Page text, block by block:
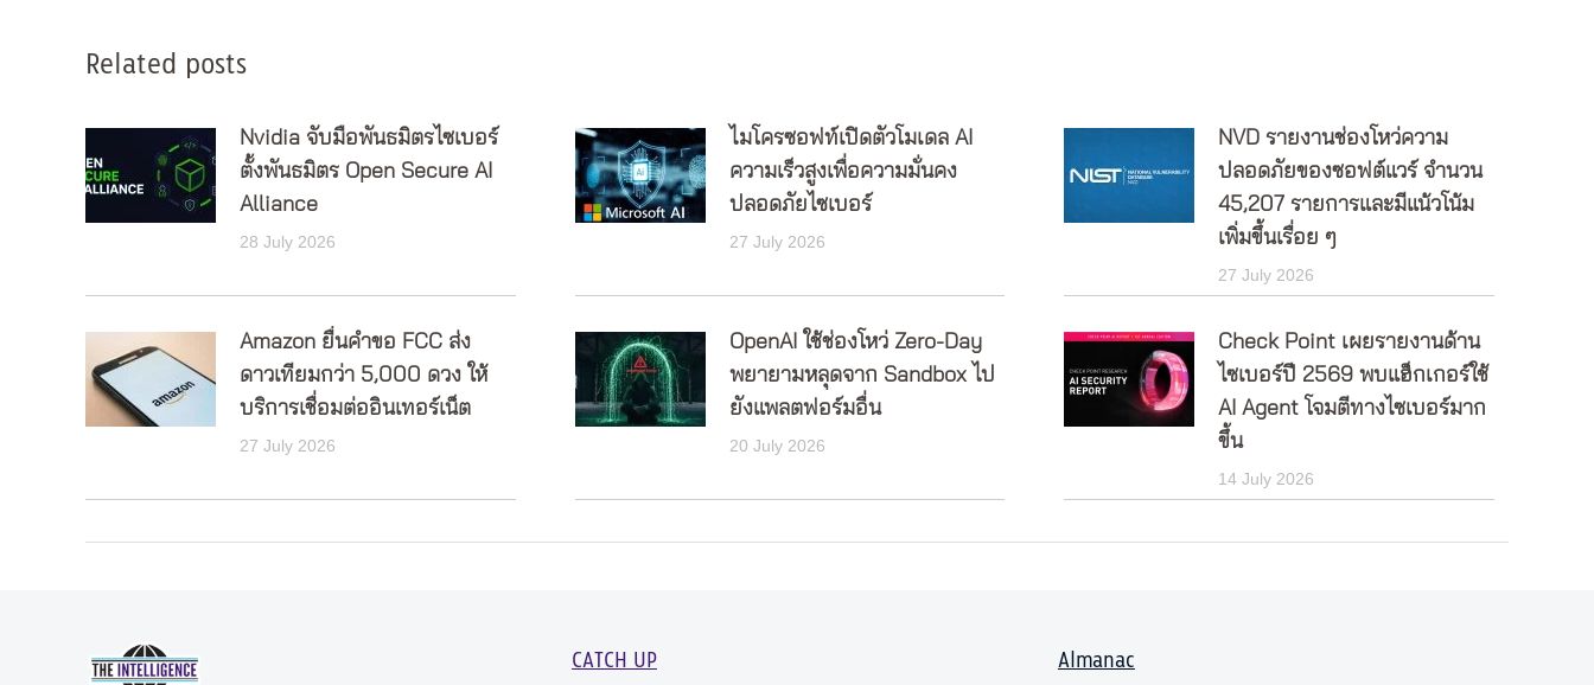
Related posts
Nvidia จับมือพันธมิตรไซเบอร์
ตั้งพันธมิตร Open Secure AI
Alliance
28 July 2026
ไมโครซอฟท์เปิดตัวโมเดล AI
ความเร็วสูงเพื่อความมั่นคง
ปลอดภัยไซเบอร์
27 July 2026
NVD รายงานช่องโหว่ความ
ปลอดภัยของซอฟต์แวร์ จำนวน
45,207 รายการและมีแน้วโน้ม
เพิ่มขึ้นเรื่อย ๆ
27 July 2026
Amazon ยื่นคำขอ FCC ส่ง
ดาวเทียมกว่า 5,000 ดวง ให้
บริการเชื่อมต่ออินเทอร์เน็ต
27 July 2026
OpenAI ใช้ช่องโหว่ Zero-Day
พยายามหลุดจาก Sandbox ไป
ยังแพลตฟอร์มอื่น
20 July 2026
Check Point เผยรายงานด้าน
ไซเบอร์ปี 2569 พบแฮ็กเกอร์ใช้
AI Agent โจมตีทางไซเบอร์มาก
ขึ้น
14 July 2026
CATCH UP Almanac